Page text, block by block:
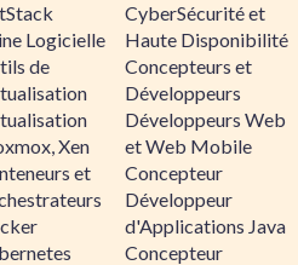
Logicielle
de
Xen
et
CyberSécurité et
Haute Disponibilité
Concepteurs et
Développeurs
Développeurs Web
et Web Mobile
Concepteur
Développeur
d'Applications Java
Concepteur